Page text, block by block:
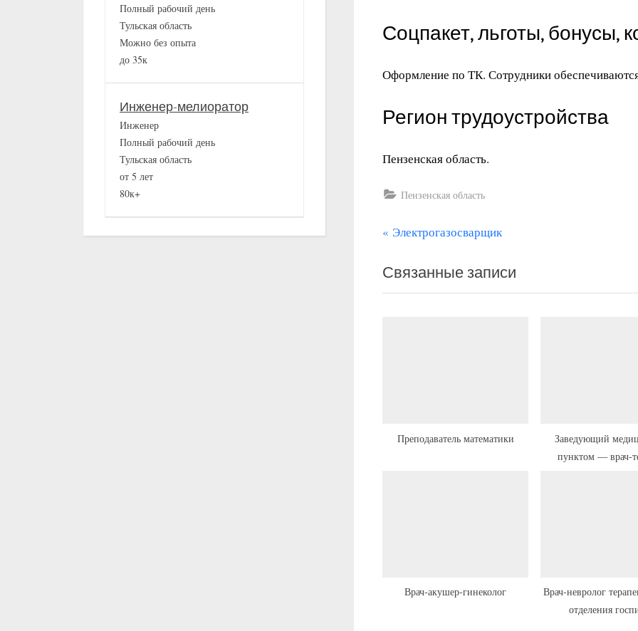
Соцпакет, льготы, бонусы,
Оформление по ТК. Сотрудники
Регион трудоустройства
Пензенская область.
Пензенская область
Навигация
записям
П
е
д
Электрогазосварщик
Связанные записи
Преподаватель математики
Заведующий
пунктом — врач-
Врач-акушер-гинеколог
Врач-невролог
отделения
Полный рабочий день
Тульская область
Можно без опыта
до 35к
Инженер-мелиоратор
Инженер
Полный рабочий день
Тульская область
от 5 лет
80к+